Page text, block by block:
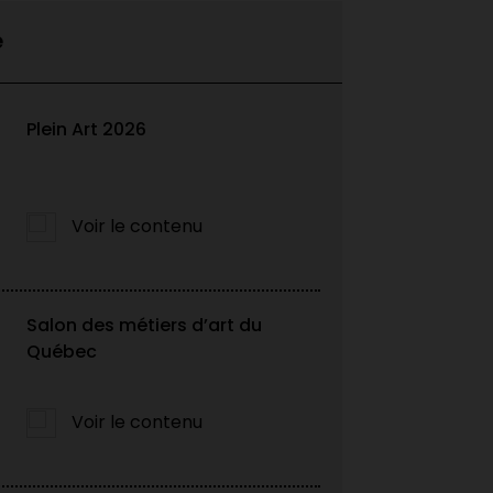
vos
grâce à la
Plein Art 2026
Voir le contenu
Salon des métiers d’art du
Québec
Voir le contenu